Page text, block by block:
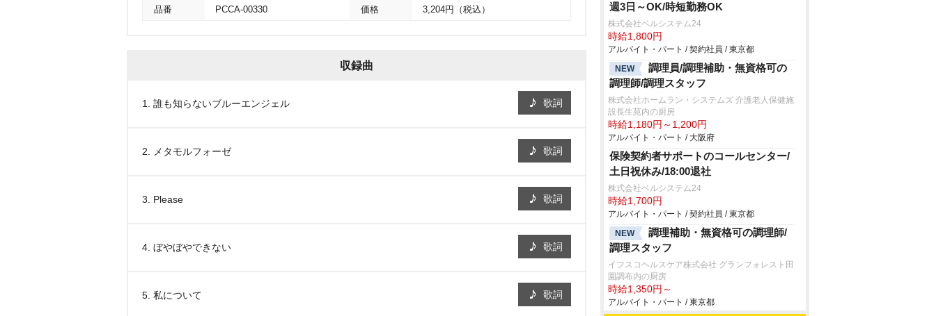
品番 PCCA-00330 価格 3,204円（税込）
収録曲
1. 誰も知らないブルーエンジェル 歌詞
2. メタモルフォーゼ 歌詞
3. Please 歌詞
4. ぼやぼやできない 歌詞
5. 私について 歌詞
週3日～OK/時短勤務OK
株式会社ベルシステム24
時給1,800円
アルバイト・パート / 契約社員 / 東京都
NEW
調理員/調理補助・無資格可の
調理師/調理スタッフ
株式会社ホームラン・システムズ 介護老人保健施
設長生苑内の厨房
時給1,180円～1,200円
アルバイト・パート / 大阪府
保険契約者サポートのコールセンター/
土日祝休み/18:00退社
株式会社ベルシステム24
時給1,700円
アルバイト・パート / 契約社員 / 東京都
NEW
調理補助・無資格可の調理師/
調理スタッフ
イフスコヘルスケア株式会社 グランフォレスト田
園調布内の厨房
時給1,350円～
アルバイト・パート / 東京都